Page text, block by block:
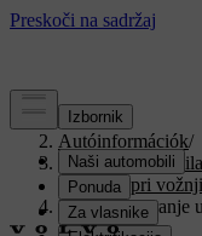
Podrška/
Autóinformációk/
Softver automobila
Pomoć pri vožnji
Bočno parkiranje